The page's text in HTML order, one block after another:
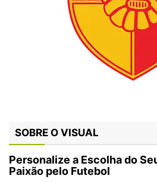
SOBRE O VISUAL
Personalize a Escolha do
Paixão pelo Futebol